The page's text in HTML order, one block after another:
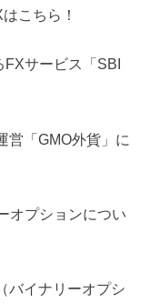
こちら！
FXサービス「SBI
営「GMO外貨」に
オプションについ
バイナリーオプシ